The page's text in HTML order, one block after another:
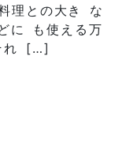
理との大き な
に も使える万
れ […]